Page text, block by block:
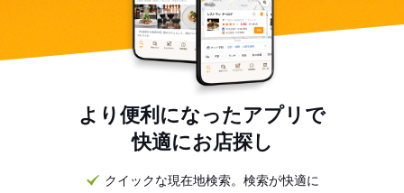
より便利になったアプリで
快適にお店探し
クイックな現在地検索。検索が快適に